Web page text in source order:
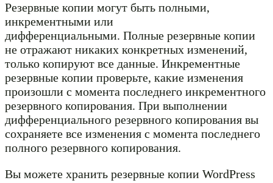
Резервные копии могут быть полными,
инкрементными или
дифференциальными. Полные резервные копии
не отражают никаких конкретных изменений,
только копируют все данные. Инкрементные
резервные копии проверьте, какие изменения
произошли с момента последнего инкрементного
резервного копирования. При выполнении
дифференциального резервного копирования вы
сохраняете все изменения с момента последнего
полного резервного копирования.
Вы можете хранить резервные копии WordPress